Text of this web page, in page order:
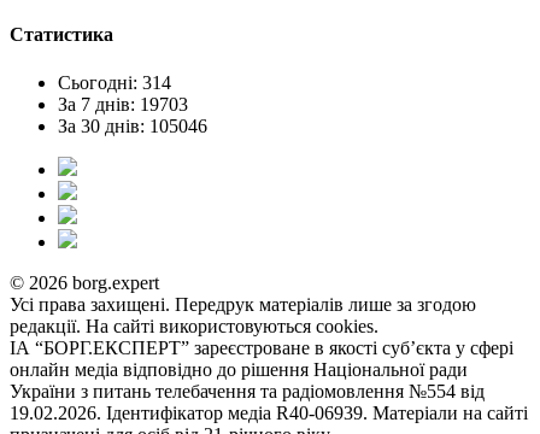
Статистика
Сьогодні: 314
За 7 днів: 19703
За 30 днів: 105046
© 2026 borg.expert
Усі права захищені. Передрук матеріалів лише за згодою
редакції. На сайті використовуються cookies.
ІА “БОРГ.ЕКСПЕРТ” зареєстроване в якості суб’єкта у сфері
онлайн медіа відповідно до рішення Національної ради
України з питань телебачення та радіомовлення №554 від
19.02.2026. Ідентифікатор медіа R40-06939. Матеріали на сайті